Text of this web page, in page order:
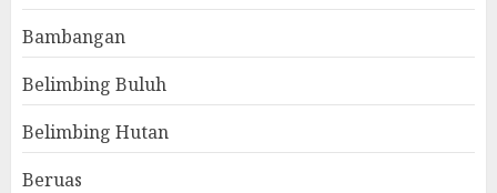
Bambangan
Belimbing Buluh
Belimbing Hutan
Beruas